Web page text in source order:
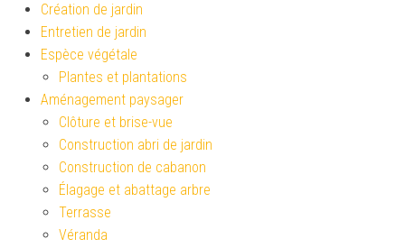
Création de jardin
Entretien de jardin
Espèce végétale
Plantes et plantations
Aménagement paysager
Clôture et brise-vue
Construction abri de jardin
Construction de cabanon
Élagage et abattage arbre
Terrasse
Véranda